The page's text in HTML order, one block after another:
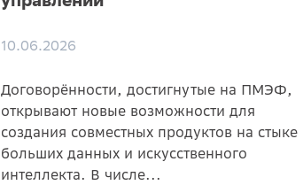
10.06.2026
Договорённости, достигнутые на ПМЭФ,
открывают новые возможности для
создания совместных продуктов на стыке
больших данных и искусственного
интеллекта. В числе...